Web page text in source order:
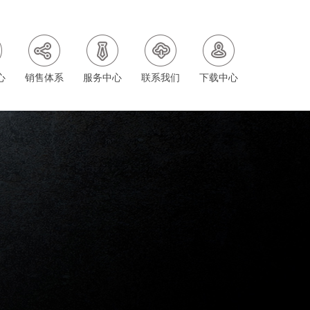
销售体系 服务中心 联系我们 下载中心